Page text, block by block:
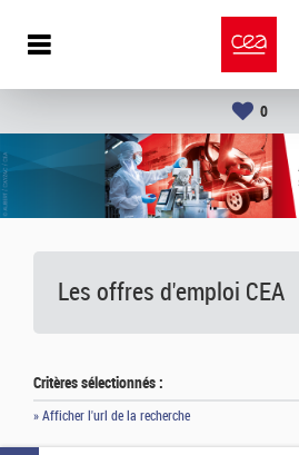
0
Les offres d'emploi CEA
Critères sélectionnés :
» Afficher l'url de la recherche